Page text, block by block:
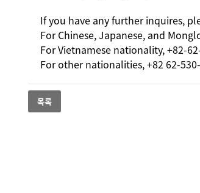
If you have any further inquires,
For Chinese, Japanese, and
For Vietnamese nationality, +82-
For other nationalities, +82 62-
목록